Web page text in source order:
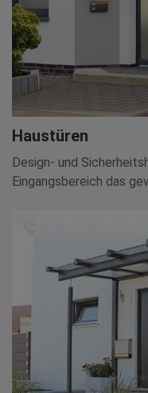
Haustüren
Design- und
Eingangsbereich das